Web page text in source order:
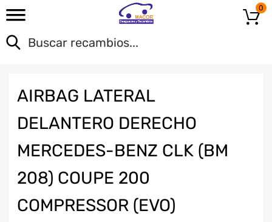
0
AIRBAG LATERAL
DELANTERO DERECHO
MERCEDES-BENZ CLK (BM
208) COUPE 200
COMPRESSOR (EVO)